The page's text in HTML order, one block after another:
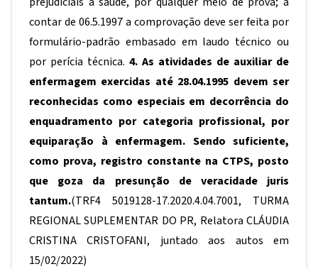
contar de 06.5.1997 a comprovação deve ser feita por
formulário-padrão embasado em laudo técnico ou
por perícia técnica. 4. As atividades de auxiliar de
enfermagem exercidas até 28.04.1995 devem ser
reconhecidas como especiais em decorrência do
enquadramento por categoria profissional, por
equiparação à enfermagem. Sendo suficiente,
como prova, registro constante na CTPS, posto
que goza da presunção de veracidade juris
tantum.(TRF4 5019128-17.2020.4.04.7001, TURMA
REGIONAL SUPLEMENTAR DO PR, Relatora CLÁUDIA
CRISTINA CRISTOFANI, juntado aos autos em
15/02/2022)